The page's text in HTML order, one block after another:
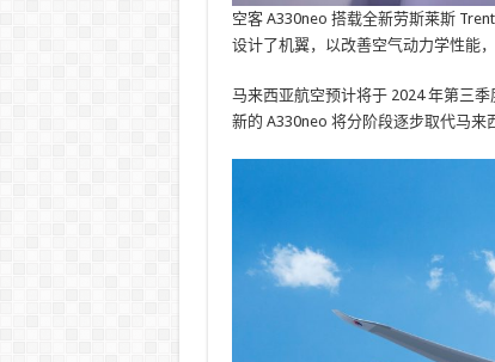
空客 A330neo 搭载全新劳斯莱斯
设计了机翼，以改善空气动力学性能
马来西亚航空预计将于 2024 年第三
新的 A330neo 将分阶段逐步取代马来